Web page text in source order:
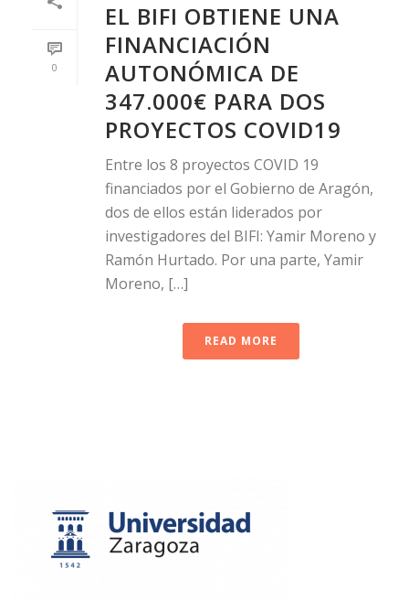
0
EL BIFI OBTIENE UNA
FINANCIACIÓN
AUTONÓMICA DE
347.000€ PARA DOS
PROYECTOS COVID19
Entre los 8 proyectos COVID 19
financiados por el Gobierno de Aragón,
dos de ellos están liderados por
investigadores del BIFI: Yamir Moreno y
Ramón Hurtado. Por una parte, Yamir
Moreno, […]
READ MORE